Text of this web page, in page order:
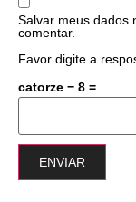
Salvar meus dados
comentar.
Favor digite a
catorze − 8 =